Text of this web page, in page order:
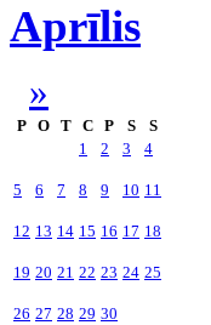
Aprīlis
»
P O T C P S
S
1
2 3 4
5 6 7 8 9 10 11
12 13 14 15 16 17 18
19 20 21 22 23 24 25
26 27 28 29 30